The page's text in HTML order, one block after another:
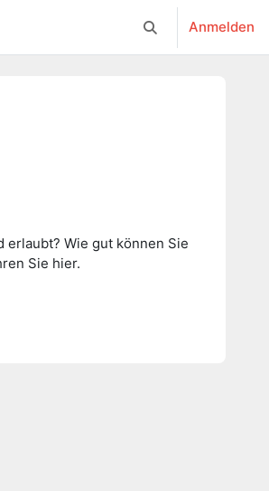
Sucheingabe
Anmelden
erlaubt? Wie gut können Sie
Sie hier.